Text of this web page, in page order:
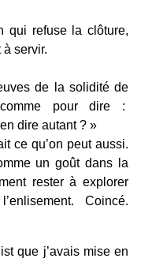
qui refuse la clôture,
servir.
de la solidité de
pour dire :
dire autant ? »
ce qu’on peut aussi.
un goût dans la
rester à explorer
Coincé.
que j’avais mise en